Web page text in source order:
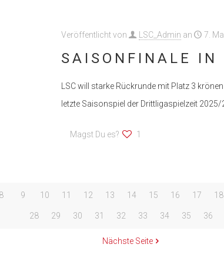
Veröffentlicht von LSC_Admin an 7.
SAISONFINALE IN
LSC will starke Rückrunde mit Platz 3
letzte Saisonspiel der Drittligaspielzeit
Magst Du es? 1
8 9 10 11 12 13 14 15 16 17 18
28 29 30 31 32 33 34 35 36
Nächste Seite